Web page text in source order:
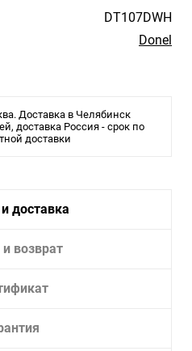
DT107DWH
Donel
Доставка в Челябинск
доставка Россия - срок по
доставки
доставка
возврат